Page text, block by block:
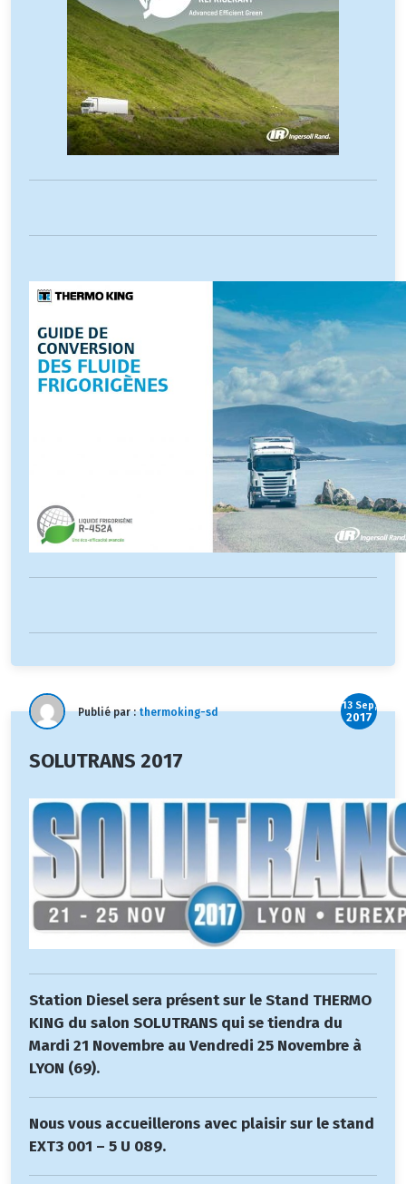
Publié par :thermoking-sd 13 Sep,
2017
SOLUTRANS 2017
Station Diesel sera présent sur le Stand THERMO
KING du salon SOLUTRANS qui se tiendra du
Mardi 21 Novembre au Vendredi 25 Novembre à
LYON (69).
Nous vous accueillerons avec plaisir sur le stand
EXT3 001 – 5 U 089.